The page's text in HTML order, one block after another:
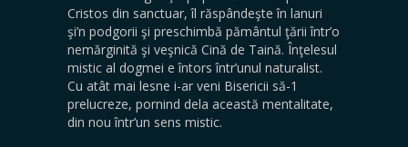
Cristos din sanctuar, îl răspândeşte în lanuri
şi’n podgorii şi preschimbă pământul ţării într’o
nemărginită şi veşnică Cină de Taină. Înţelesul
mistic al dogmei e întors într’unul naturalist.
Cu atât mai lesne i-ar veni Bisericii să-1
prelucreze, pornind dela această mentalitate,
din nou într’un sens mistic.